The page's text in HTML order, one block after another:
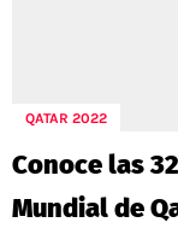
QATAR 2022
Conoce las
Mundial de